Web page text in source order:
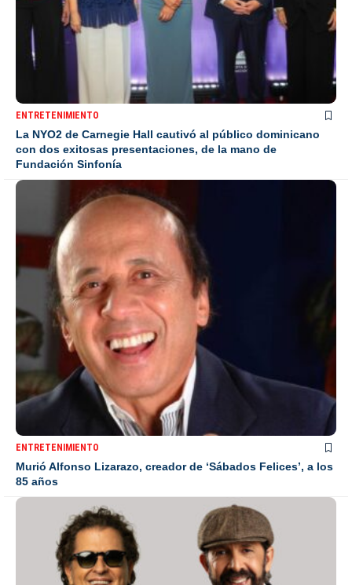
ENTRETENIMIENTO
La NYO2 de Carnegie Hall cautivó al público dominicano
con dos exitosas presentaciones, de la mano de
Fundación Sinfonía
ENTRETENIMIENTO
Murió Alfonso Lizarazo, creador de ‘Sábados Felices’, a los
85 años